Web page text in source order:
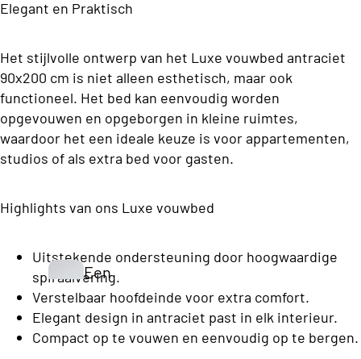
K
e
y
C
o
n
S
e
d
e
n
Vo
be
en
S
t
a
n
B
o
p
ri
n
ons
Budget
Boxsprin
gs
Een
pers
oon
s
Elegant en Praktisch
Het stijlvolle ontwerp van het Luxe vouwbed antraciet
90x200 cm is niet alleen esthetisch, maar ook
functioneel. Het bed kan eenvoudig worden
opgevouwen en opgeborgen in kleine ruimtes,
waardoor het een ideale keuze is voor appartementen,
studios of als extra bed voor gasten.
Highlights van ons Luxe vouwbed
Uitstekende ondersteuning door hoogwaardige
spiraalvering.
Verstelbaar hoofdeinde voor extra comfort.
Elegant design in antraciet past in elk interieur.
Compact op te vouwen en eenvoudig op te bergen.